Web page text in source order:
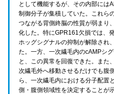
として機能するが、その内部には
制御分子が集積していた。これら
つながる背側終脳の性質が弱まり
化した。特にGPR161欠損では、
ホッグシグナルの抑制が解除され
た。一方、一次繊毛内のcAMPシ
と、この異常を回復できた。また
次繊毛外へ移動させるだけでも腹
ら、一次繊毛内における分子配置
側・腹側領域性を決定することが